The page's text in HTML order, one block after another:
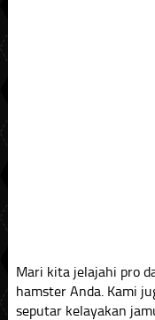
Mari kita jelajahi pro
hamster Anda. Kami
seputar kelayakan